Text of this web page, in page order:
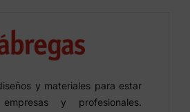
y materiales para estar
y profesionales.